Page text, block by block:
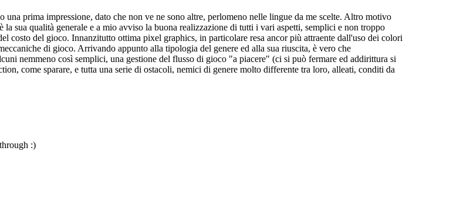
prima impressione, dato che non ve ne sono altre, perlomeno nelle lingue da me scelte. Altro motivo
sua qualità generale e a mio avviso la buona realizzazione di tutti i vari aspetti, semplici e non troppo
costo del gioco. Innanzitutto ottima pixel graphics, in particolare resa ancor più attraente dall'uso dei colori
di gioco. Arrivando appunto alla tipologia del genere ed alla sua riuscita, è vero che
nemmeno così semplici, una gestione del flusso di gioco "a piacere" (ci si può fermare ed addirittura si
come sparare, e tutta una serie di ostacoli, nemici di genere molto differente tra loro, alleati, conditi da
:)